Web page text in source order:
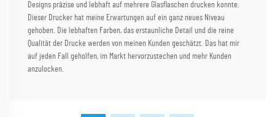
Designs präzise und lebhaft auf mehrere Glasflaschen drucken konnte.
Dieser Drucker hat meine Erwartungen auf ein ganz neues Niveau
gehoben. Die lebhaften Farben, das erstaunliche Detail und die reine
Qualität der Drucke werden von meinen Kunden geschätzt. Das hat mir
auf jeden Fall geholfen, im Markt hervorzustechen und mehr Kunden
anzulocken.